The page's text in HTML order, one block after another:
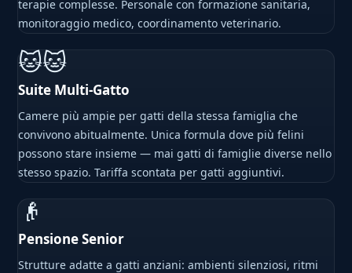
terapie complesse. Personale con formazione sanitaria,
monitoraggio medico, coordinamento veterinario.
🐱🐱
Suite Multi-Gatto
Camere più ampie per gatti della stessa famiglia che
convivono abitualmente. Unica formula dove più felini
possono stare insieme — mai gatti di famiglie diverse nello
stesso spazio. Tariffa scontata per gatti aggiuntivi.
👴
Pensione Senior
Strutture adatte a gatti anziani: ambienti silenziosi, ritmi